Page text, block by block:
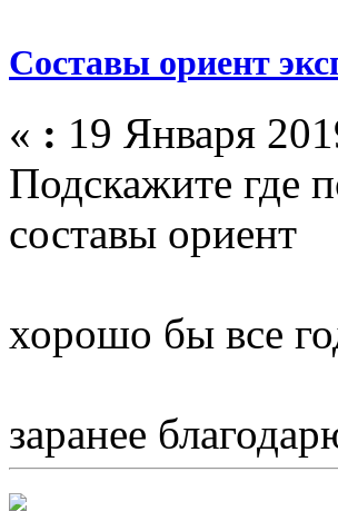
Составы ориент
« : 19 Января
Подскажите где
составы ориент
хорошо бы все
заранее